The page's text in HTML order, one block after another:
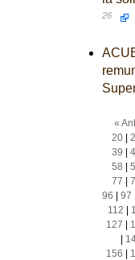
26
«
20|
39
58
77
96
97
112
127
156